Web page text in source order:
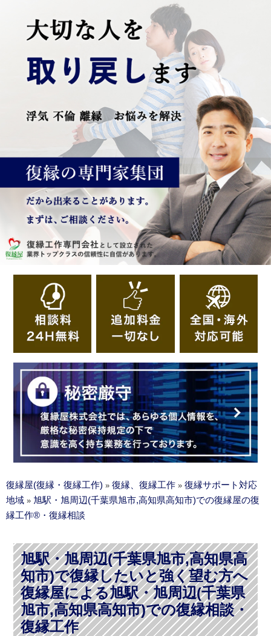
復縁屋(復縁・復縁工作) » 復縁、復縁工作 » 復縁サポート対応
地域 » 旭駅・旭周辺(千葉県旭市,高知県高知市)での復縁屋の復
縁工作®・復縁相談
旭駅・旭周辺(千葉県旭市,高知県高
知市)で復縁したいと強く望む方へ
復縁屋による旭駅・旭周辺(千葉県
旭市,高知県高知市)での復縁相談・
復縁工作